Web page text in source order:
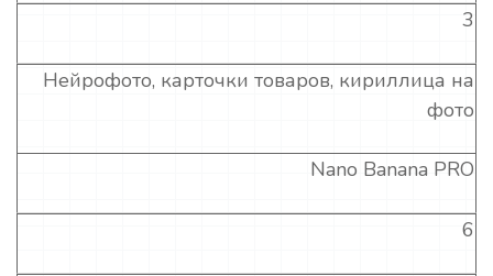
3
Нейрофото, карточки товаров, кириллица на
фото
Nano Banana PRO
6